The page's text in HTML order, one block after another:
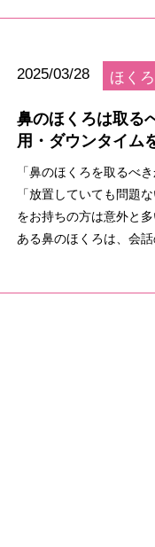
2025/03/28 ほく
鼻のほくろは取る
用・ダウンタイム
「鼻のほくろを取るべ
「放置していても問題
をお持ちの方は意外と
ある鼻のほくろは、会話